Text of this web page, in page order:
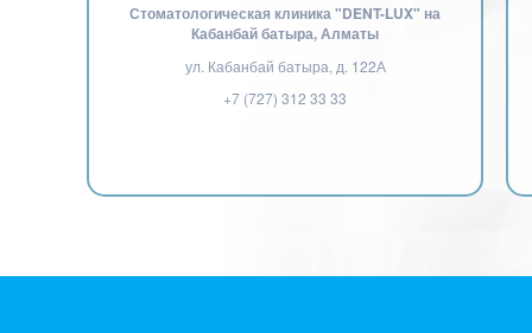
Стоматологическая клиника "DENT-LUX" на
Кабанбай батыра, Алматы
ул. Кабанбай батыра, д. 122А
+7 (727) 312 33 33